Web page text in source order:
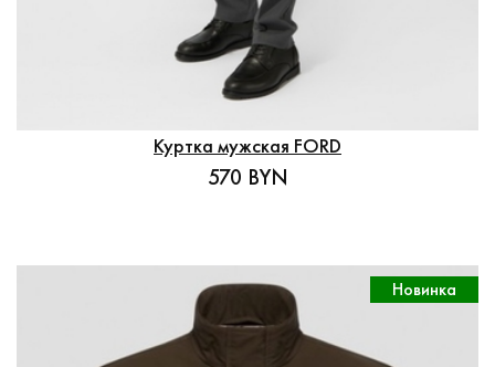
Куртка мужская FORD
570 BYN
Новинка